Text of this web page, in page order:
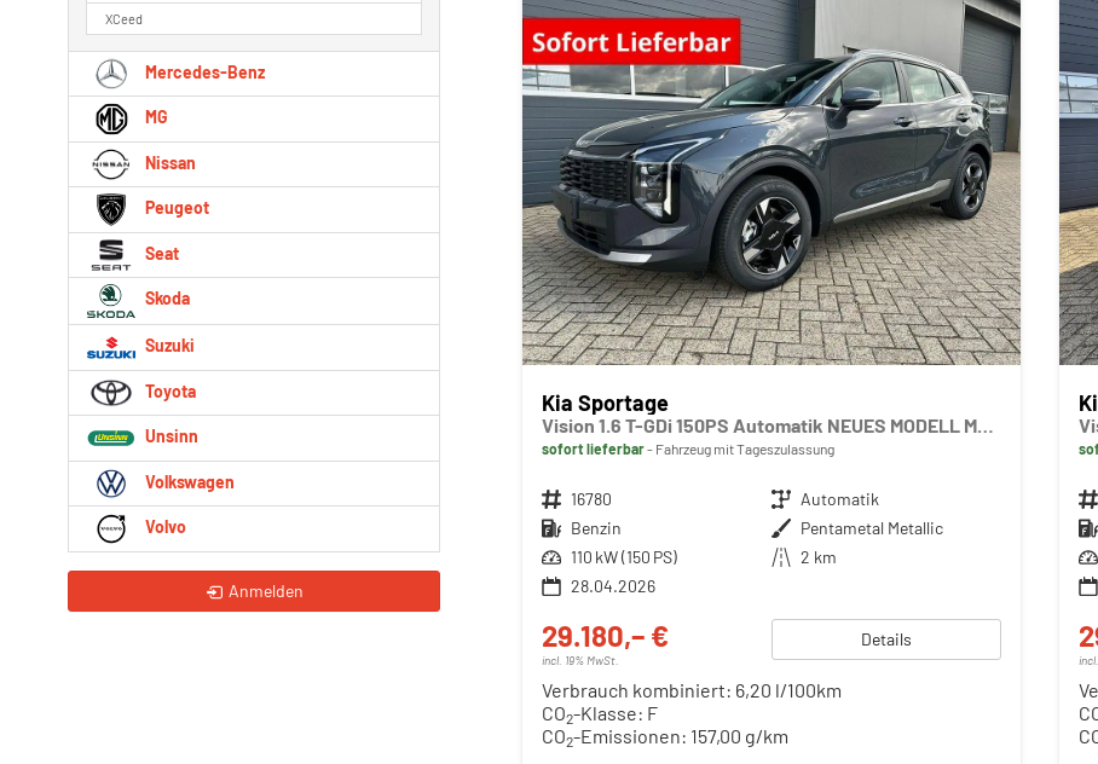
Kia Sportage
Vision 1.6 T-GDi 150PS Automatik NEUES MODELL MY26 FACELIFT Sitzheizung Lenkradheizung Klimaautomatik Navi Bluetooth Touchscreen Apple CarPlay Android Auto PDC v+h 17"LM Rückf.Kamera ACC 2x Keyless
sofort lieferbar Fahrzeug mit Tageszulassung
Fahrzeugnr. 16780 Getriebe Automatik
Kraftstoff Benzin Außenfarbe Pentametal Metallic
Leistung 110 kW (150 PS) Kilometerstand 2 km
28.04.2026
29.180,– €
incl. 19% MwSt.
Details
Verbrauch kombiniert: 6,20 l/100km
CO2-Klasse: F
CO2-Emissionen: 157,00 g/km
Fahrzeugnr.
Kraftstoff
Leistung
XCeed
Mercedes-Benz
MG
Nissan
Peugeot
Seat
Skoda
Suzuki
Toyota
Unsinn
Volkswagen
Volvo
Anmelden